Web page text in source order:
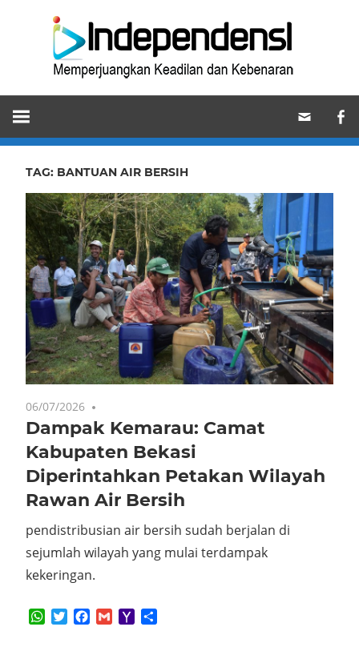
Memperjuangkan
Keadilan
dan
Kebenaran
TAG: BANTUAN AIR BERSIH
06/07/2026
Dampak Kemarau: Camat
Kabupaten Bekasi
Diperintahkan Petakan Wilayah
Rawan Air Bersih
pendistribusian air bersih sudah berjalan di
sejumlah wilayah yang mulai terdampak
kekeringan.
WhatsApp
TwitterFacebook
GmailYahoo